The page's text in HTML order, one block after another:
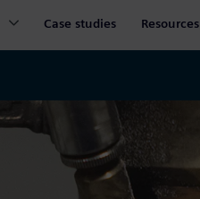
Case studies Resources